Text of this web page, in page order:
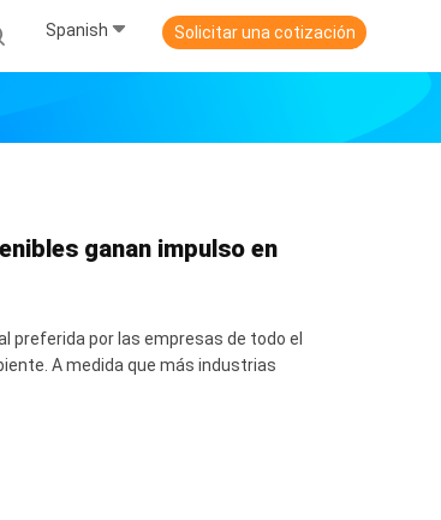
Spanish Solicitar una cotización
ganan impulso en
preferida por las empresas de todo el
A medida que más industrias